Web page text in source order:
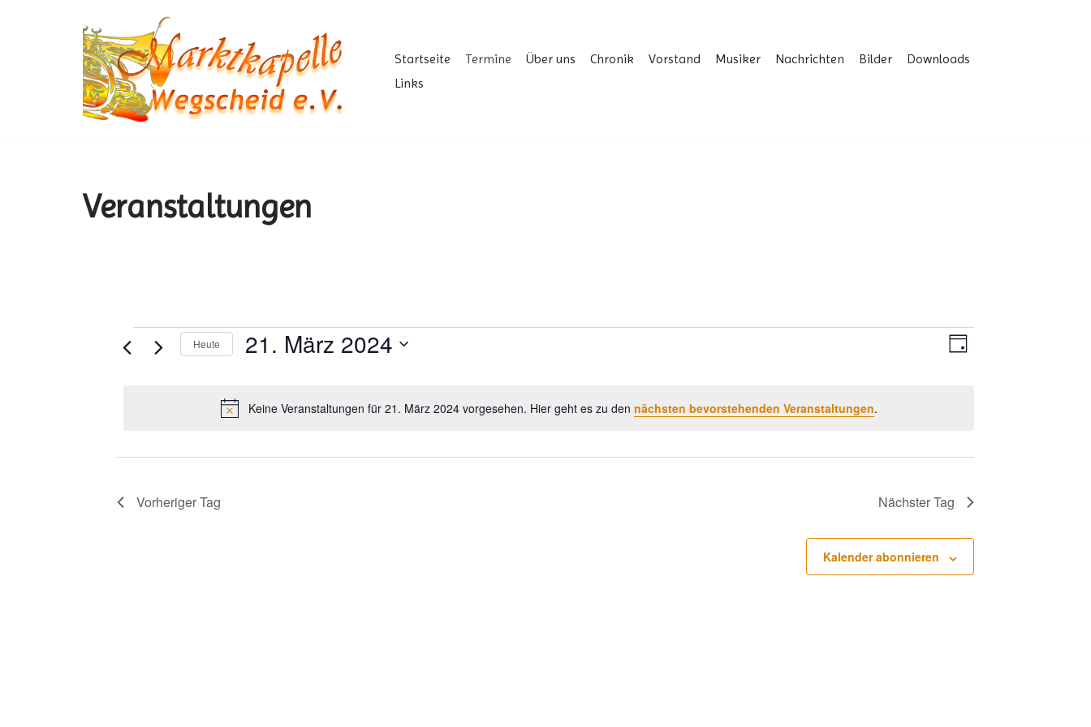
Startseite Termine Über uns Chronik Vorstand Musiker Nachrichten Bilder
Downloads
Links
Veranstaltungen
Hinweis
Keine Veranstaltungen für 21. März 2024 vorgesehen. Hier geht es zu den nächsten bevorstehenden Veranstaltungen.
Ansichten-
Tag
Heute 21. März 2024
Vorheriger Tag Nächster Tag
Kalender abonnieren